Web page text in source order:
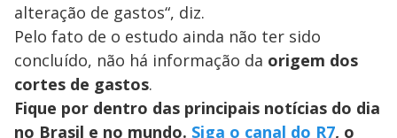
alteração de gastos“, diz.
Pelo fato de o estudo ainda não ter sido
concluído, não há informação da origem dos
cortes de gastos.
Fique por dentro das principais notícias do dia
no Brasil e no mundo. Siga o canal do R7, o